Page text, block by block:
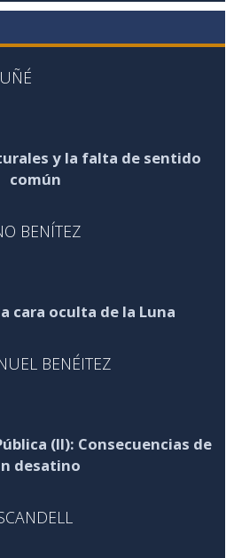
y la falta de sentido
común
BENÍTEZ
cara oculta de la Luna
BENÉITEZ
(II): Consecuencias de
desatino